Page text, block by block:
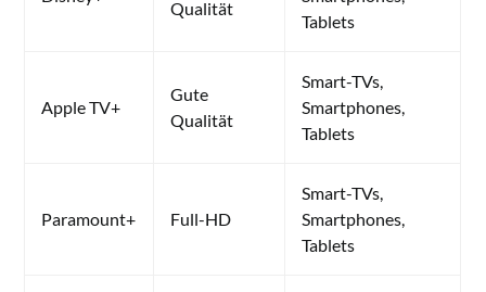
Qualität
Tablets
Apple TV+
Gute
Qualität
Smart-TVs,
Smartphones,
Tablets
Paramount+ Full-HD
Smart-TVs,
Smartphones,
Tablets